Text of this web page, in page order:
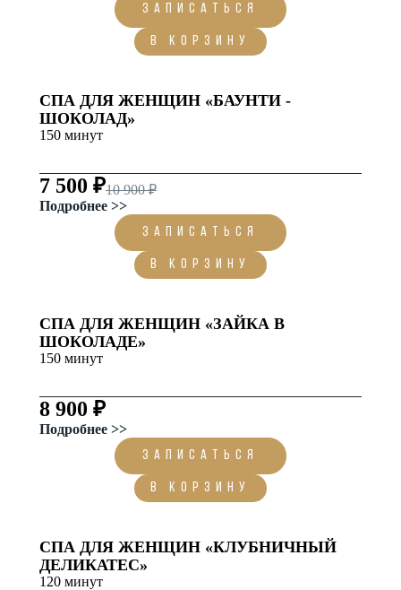
ЗАПИСАТЬСЯ
В корзину
СПА ДЛЯ ЖЕНЩИН «БАУНТИ -
ШОКОЛАД»
150 минут
7 500 ₽10 900 ₽
Подробнее >>
ЗАПИСАТЬСЯ
В корзину
СПА ДЛЯ ЖЕНЩИН «ЗАЙКА В
ШОКОЛАДЕ»
150 минут
8 900 ₽
Подробнее >>
ЗАПИСАТЬСЯ
В корзину
СПА ДЛЯ ЖЕНЩИН «КЛУБНИЧНЫЙ
ДЕЛИКАТЕС»
120 минут